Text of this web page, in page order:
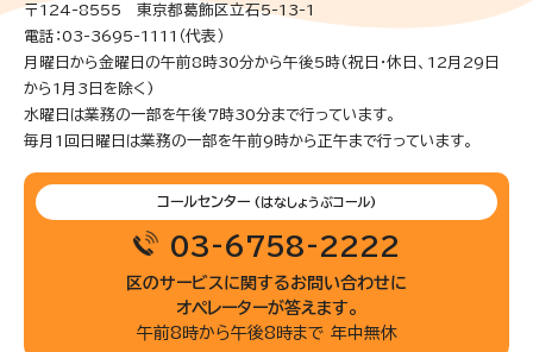
〒124-8555 東京都葛飾区立石5-13-1
電話：03-3695-1111（代表）
月曜日から金曜日の午前8時30分から午後5時(祝日・休日、12月29日
から1月3日を除く)
水曜日は業務の一部を午後7時30分まで行っています。
毎月1回日曜日は業務の一部を午前9時から正午まで行っています。
コールセンター (はなしょうぶコール)
03-6758-2222
区のサービスに関するお問い合わせに
オペレーターが答えます。
午前8時から午後8時まで 年中無休